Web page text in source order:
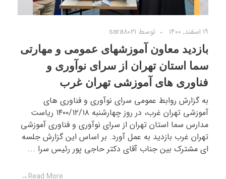
۱۹ اسفند, ۱۴۰۰ توسط sara8021
بازدید معاون آموزشهای عمومی و مهارتی
سما استان تهران از سرای نوآوری و
فناوری های آموزشی تهران غرب
به گزارش روابط عمومی سرای نوآوری و فناوری های
آموزشی تهران غرب، در روز چهارشنبه ۱۴۰۰/۱۲/۱۸ ریاست
مدارس سما استان تهران از سرای نوآوری و فناوری آموزشی
تهران غرب بازدید به عمل آورد‌. بر اساس این گزارش جلسه
ای مشترک بین جناب آقای دکتر حاجی پور رئیس سرا ...
Read More